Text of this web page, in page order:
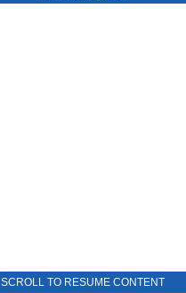
SCROLL TO RESUME CONTENT